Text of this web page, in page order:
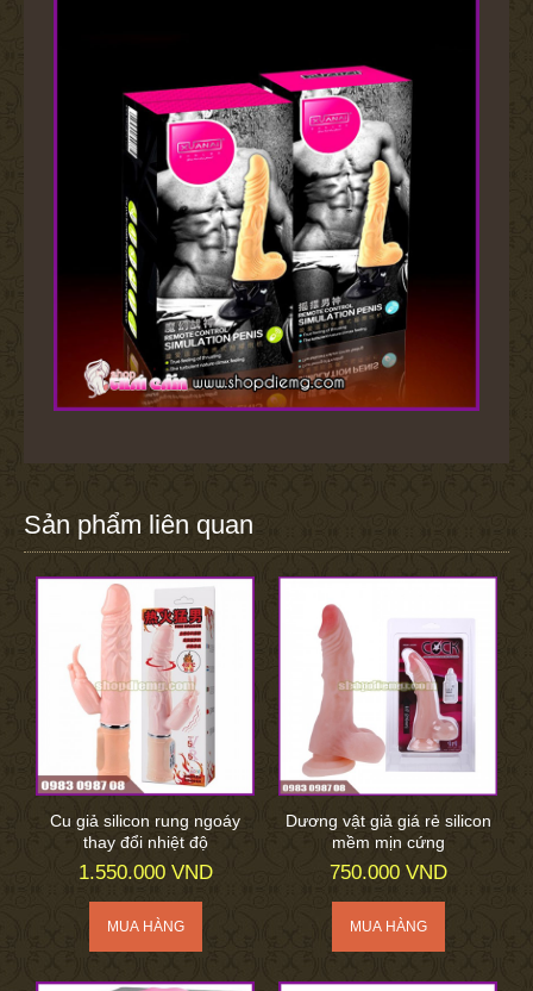
Sản phẩm liên quan
Cu giả silicon rung ngoáy
thay đổi nhiệt độ
1.550.000 VND
Dương vật giả giá rẻ silicon
mềm mịn cứng
750.000 VND